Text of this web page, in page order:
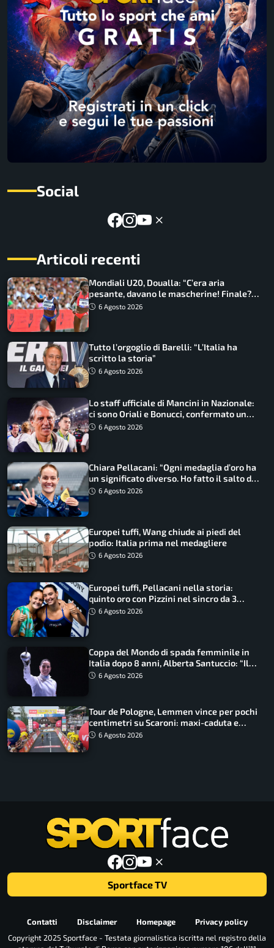
Social
Articoli recenti
Mondiali U20, Doualla: “C’era aria
pesante, davano le mascherine! Finale?
Non ho nulla da perdere”
6 Agosto 2026
Tutto l’orgoglio di Barelli: “L’Italia ha
scritto la storia”
6 Agosto 2026
Lo staff ufficiale di Mancini in Nazionale:
ci sono Oriali e Bonucci, confermato un
ritorno
6 Agosto 2026
Chiara Pellacani: “Ogni medaglia d’oro ha
un significato diverso. Ho fatto il salto di
qualità”
6 Agosto 2026
Europei tuffi, Wang chiude ai piedi del
podio: Italia prima nel medagliere
6 Agosto 2026
Europei tuffi, Pellacani nella storia:
quinto oro con Pizzini nel sincro da 3
metri
6 Agosto 2026
Coppa del Mondo di spada femminile in
Italia dopo 8 anni, Alberta Santuccio: “Il
lavoro dà sempre i suoi frutti”
6 Agosto 2026
Tour de Pologne, Lemmen vince per pochi
centimetri su Scaroni: maxi-caduta e
tappa accorciata
6 Agosto 2026
Sportface TV
Contatti Disclaimer Homepage
Privacy policy
Copyright 2025 Sportface - Testata giornalistica iscritta nel registro della